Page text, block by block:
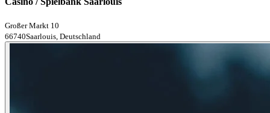
Großer Markt 10
66740Saarlouis, Deutschland